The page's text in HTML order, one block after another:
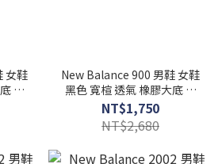
女鞋
運
New Balance 900 男鞋 女鞋
黑色 寬楦 透氣 橡膠大底 運
動 跑步 健走 休閒鞋
U9005G9
NT$1,750
NT$2,680